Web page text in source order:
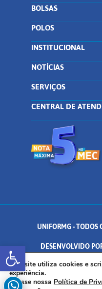
Abrir a barra
BOLSAS
POLOS
INSTITUCIONAL
NOTÍCIAS
SERVIÇOS
CENTRAL DE
UNIFORMG - TODOS
DESENVOLVIDO
AV. DR. ARNALDO DE SENNA,
Este site utiliza cookies e
experiência.
Acesse nossa Política de